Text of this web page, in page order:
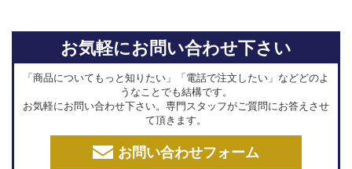
お気軽にお問い合わせ下さい
「商品についてもっと知りたい」「電話で注文したい」などどのよ
うなことでも結構です。
お気軽にお問い合わせ下さい。専門スタッフがご質問にお答えさせ
て頂きます。
お問い合わせフォーム